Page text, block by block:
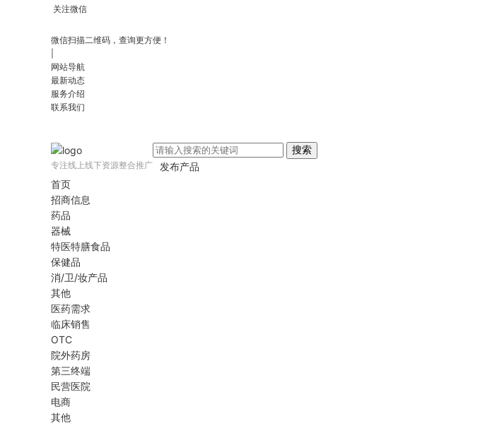
关注微信
微信扫描二维码，查询更方便！
网站导航
最新动态
服务介绍
联系我们
专注线上线下资源整合推广
搜索
发布产品
首页
招商信息
药品
器械
特医特膳食品
保健品
消/卫/妆产品
其他
医药需求
临床销售
OTC
院外药房
第三终端
民营医院
电商
其他